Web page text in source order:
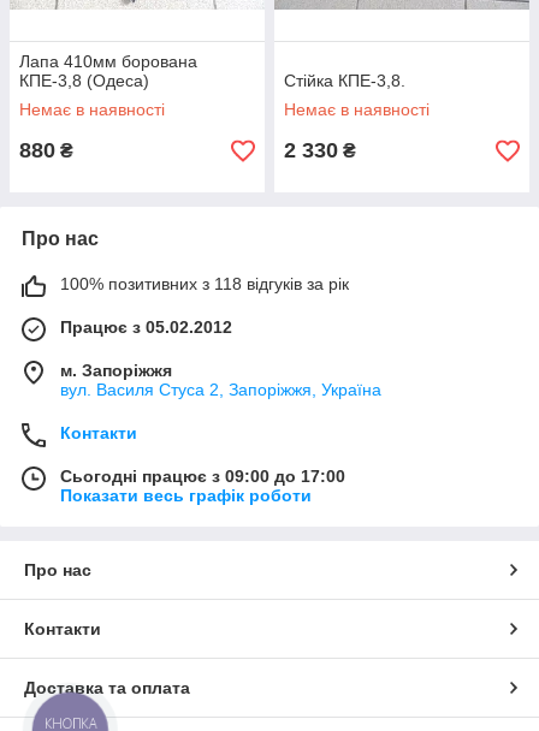
Лапа 410мм борована
КПЕ-3,8 (Одеса)
Немає в наявності
880 ₴
Стійка КПЕ-3,8.
Немає в наявності
2 330 ₴
Про нас
100% позитивних з 118 відгуків за рік
Працює з 05.02.2012
м. Запоріжжя
вул. Василя Стуса 2, Запоріжжя, Україна
Контакти
Сьогодні працює з 09:00 до 17:00
Показати весь графік роботи
Про нас
Контакти
Доставка та оплата
КНОПКА